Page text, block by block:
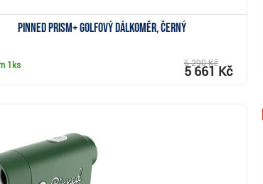
Pinned Prism+ golfový dálkoměr, černý
1ks 6 290 Kč
5 661 Kč
Zobrazit